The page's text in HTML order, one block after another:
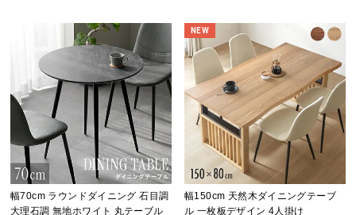
払
い
つ
い
て
配
幅70cm ラウンドダイニング 石目調
大理石調 無地ホワイト 丸テーブル
幅150cm 天然木ダイニングテーブ
ル 一枚板デザイン 4人掛け
NEW